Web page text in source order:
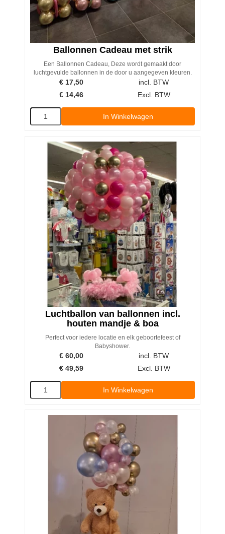
Ballonnen Cadeau met strik
Een Ballonnen Cadeau, Deze wordt gemaakt door
luchtgevulde ballonnen in de door u aangegeven kleuren.
€ 17,50
incl. BTW
€ 14,46 Excl. BTW
In Winkelwagen
Luchtballon van ballonnen incl.
houten mandje & boa
Perfect voor iedere locatie en elk geboortefeest of
Babyshower.
€ 60,00
incl. BTW
€ 49,59 Excl. BTW
In Winkelwagen